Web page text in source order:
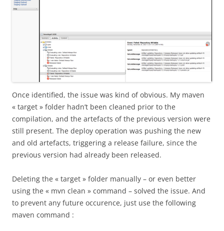
Once identified, the issue was kind of obvious. My maven
« target » folder hadn’t been cleaned prior to the
compilation, and the artefacts of the previous version were
still present. The deploy operation was pushing the new
and old artefacts, triggering a release failure, since the
previous version had already been released.
Deleting the « target » folder manually – or even better
using the « mvn clean » command – solved the issue. And
to prevent any future occurence, just use the following
maven command :